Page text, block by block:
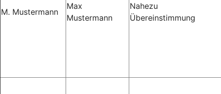
M. Mustermann
Max
Mustermann
Nahezu
Übereinstimmung